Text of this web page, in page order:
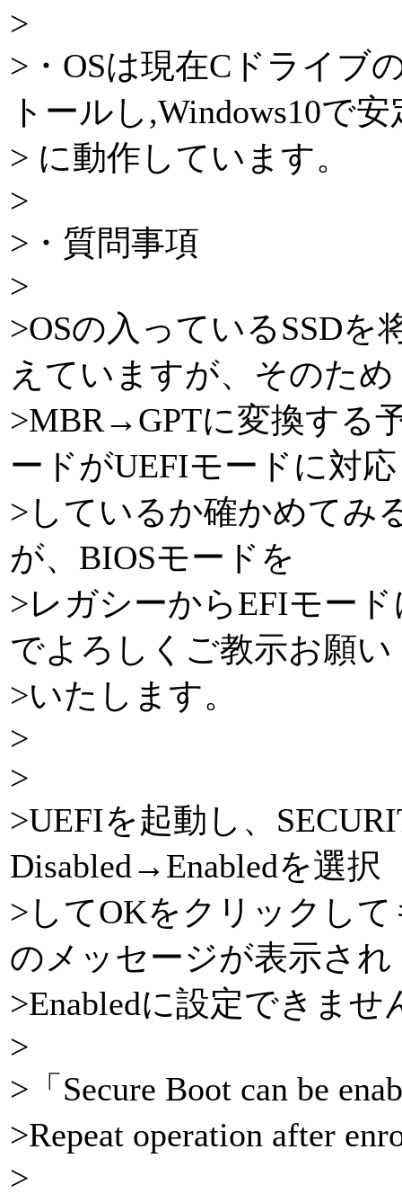
>
>・OSは現在Cドライブ
トールし,Windows10で安
> に動作しています。
>
>・質問事項
>
>OSの入っているSSDを
えていますが、そのため
>MBR→GPTに変換する
ードがUEFIモードに対応
>しているか確かめてみ
が、BIOSモードを
>レガシーからEFIモー
でよろしくご教示お願い
>いたします。
>
>
>UEFIを起動し、
Disabled→Enabledを選択
>してOKをクリックし
のメッセージが表示され
>Enabledに設定できませ
>
>「Secure Boot can be
>Repeat operation after
>